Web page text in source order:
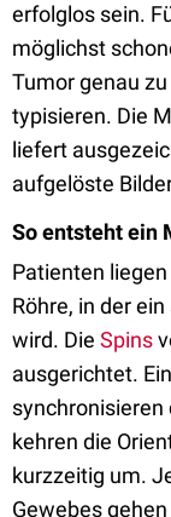
erfolglos sein.
möglichst
Tumor genau
typisieren. Die
liefert
aufgelöste
So entsteht ein
Patienten
Röhre, in der
wird. Die Spins
ausgerichtet.
synchronisieren
kehren die
kurzzeitig um.
Gewebes